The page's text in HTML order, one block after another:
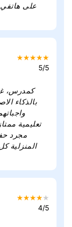
على
★★★★★
5/5
بالذكاء
تعليمية
مجرد
المنزلية
★★★★★
4/5